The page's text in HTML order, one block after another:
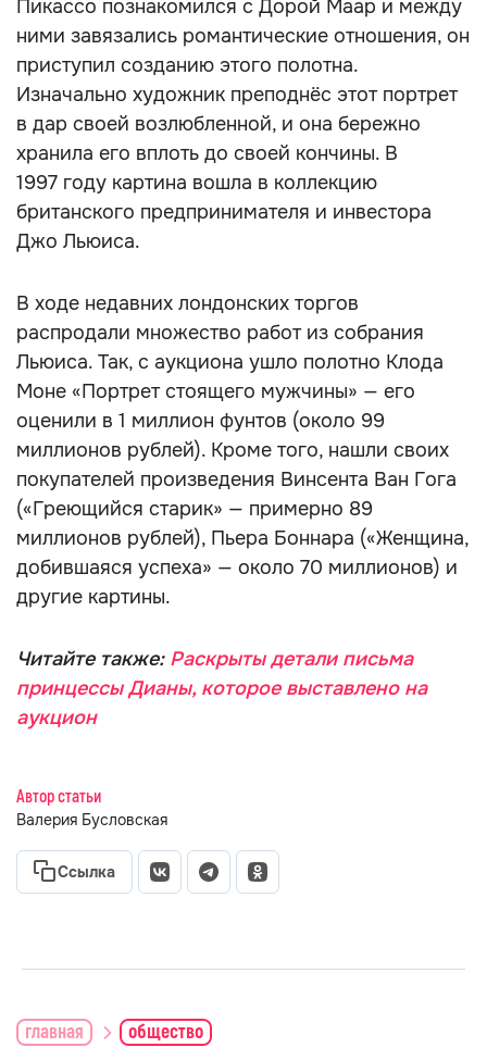
Пикассо познакомился с Дорой Маар и между
ними завязались романтические отношения, он
приступил созданию этого полотна.
Изначально художник преподнёс этот портрет
в дар своей возлюбленной, и она бережно
хранила его вплоть до своей кончины. В
1997 году картина вошла в коллекцию
британского предпринимателя и инвестора
Джо Льюиса.
В ходе недавних лондонских торгов
распродали множество работ из собрания
Льюиса. Так, с аукциона ушло полотно Клода
Моне «Портрет стоящего мужчины» — его
оценили в 1 миллион фунтов (около 99
миллионов рублей). Кроме того, нашли своих
покупателей произведения Винсента Ван Гога
(«Греющийся старик» — примерно 89
миллионов рублей), Пьера Боннара («Женщина,
добившаяся успеха» — около 70 миллионов) и
другие картины.
Читайте также:Раскрыты детали письма
принцессы Дианы, которое выставлено на
аукцион
Автор статьи
Валерия Бусловская
Ссылка
главная общество